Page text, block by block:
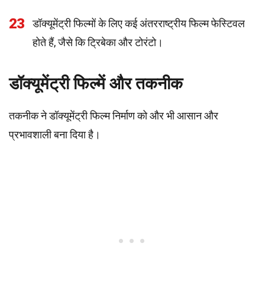
23
डॉक्यूमेंट्री फिल्मों के लिए कई अंतरराष्ट्रीय फिल्म फेस्टिवल
होते हैं, जैसे कि ट्रिबेका और टोरंटो।
डॉक्यूमेंट्री फिल्में और तकनीक
तकनीक ने डॉक्यूमेंट्री फिल्म निर्माण को और भी आसान और
प्रभावशाली बना दिया है।